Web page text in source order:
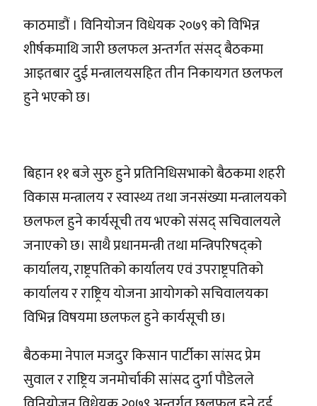
काठमाडौं । विनियोजन विधेयक २०७९ को विभिन्न
शीर्षकमाथि जारी छलफल अन्तर्गत संसद् बैठकमा
आइतबार दुई मन्त्रालयसहित तीन निकायगत छलफल
हुने भएको छ।
बिहान ११ बजे सुरु हुने प्रतिनिधिसभाको बैठकमा शहरी
विकास मन्त्रालय र स्वास्थ्य तथा जनसंख्या मन्त्रालयको
छलफल हुने कार्यसूची तय भएको संसद् सचिवालयले
जनाएको छ। साथै प्रधानमन्त्री तथा मन्त्रिपरिषद्को
कार्यालय, राष्ट्रपतिको कार्यालय एवं उपराष्ट्रपतिको
कार्यालय र राष्ट्रिय योजना आयोगको सचिवालयका
विभिन्न विषयमा छलफल हुने कार्यसूची छ।
बैठकमा नेपाल मजदुर किसान पार्टीका सांसद प्रेम
सुवाल र राष्ट्रिय जनमोर्चाकी सांसद दुर्गा पौडेलले